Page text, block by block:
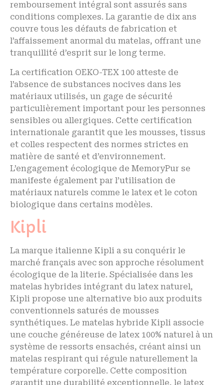
remboursement intégral sont assurés sans
conditions complexes. La garantie de dix ans
couvre tous les défauts de fabrication et
l’affaissement anormal du matelas, offrant une
tranquillité d’esprit sur le long terme.
La certification OEKO-TEX 100 atteste de
l’absence de substances nocives dans les
matériaux utilisés, un gage de sécurité
particulièrement important pour les personnes
sensibles ou allergiques. Cette certification
internationale garantit que les mousses, tissus
et colles respectent des normes strictes en
matière de santé et d’environnement.
L’engagement écologique de MemoryPur se
manifeste également par l’utilisation de
matériaux naturels comme le latex et le coton
biologique dans certains modèles.
Kipli
La marque italienne Kipli a su conquérir le
marché français avec son approche résolument
écologique de la literie. Spécialisée dans les
matelas hybrides intégrant du latex naturel,
Kipli propose une alternative bio aux produits
conventionnels saturés de mousses
synthétiques. Le matelas hybride Kipli associe
une couche généreuse de latex 100% naturel à un
système de ressorts ensachés, créant ainsi un
matelas respirant qui régule naturellement la
température corporelle. Cette composition
garantit une durabilité exceptionnelle, le latex